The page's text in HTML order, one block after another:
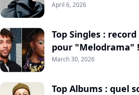
April 6, 2026
Top Singles :
pour "Melodrama" !
March 30, 2026
Top Albums : quel